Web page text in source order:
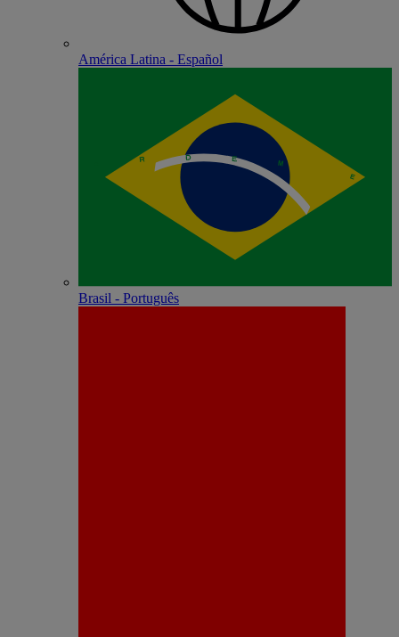
América Latina - Español
Brasil - Português